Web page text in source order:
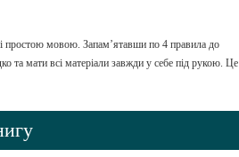
і простою мовою. Запам’ятавши по 4 правила до
та мати всі матеріали завжди у себе під рукою. Це